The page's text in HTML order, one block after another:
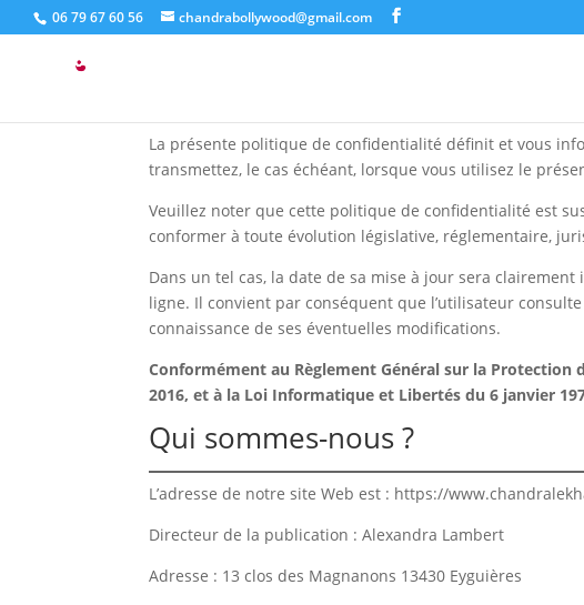
06 79 67 60 56 chandrabollywood@gmail.com
La présente politique de confidentialité définit et vous
transmettez, le cas échéant, lorsque vous utilisez le
Veuillez noter que cette politique de confidentialité est
conformer à toute évolution législative, réglementaire,
Dans un tel cas, la date de sa mise à jour sera
ligne. Il convient par conséquent que l’utilisateur
connaissance de ses éventuelles modifications.
Conformément au Règlement Général sur la Protection
2016, et à la Loi Informatique et Libertés du 6 janvier
Qui sommes-nous ?
L’adresse de notre site Web est : https://
Directeur de la publication : Alexandra Lambert
Adresse : 13 clos des Magnanons 13430 Eyguières